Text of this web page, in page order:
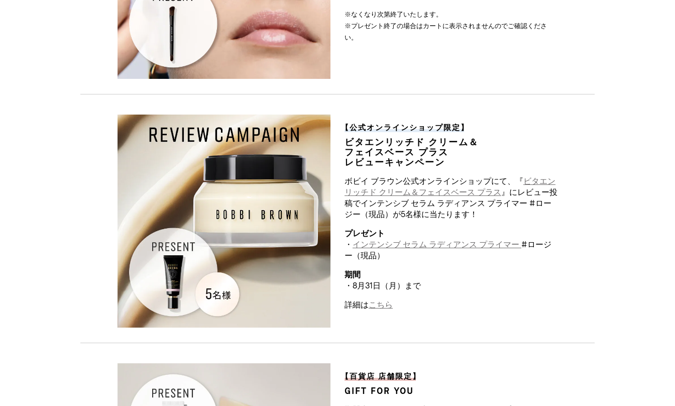
※なくなり次第終了いたします。
※プレゼント終了の場合はカートに表示されませんのでご確認くださ
い。
【公式オンラインショップ限定 】
ビタエンリッチド クリーム＆
フェイスベース プラス
レビューキャンペーン
ボビイ ブラウン公式オンラインショップにて、『 ビタエン
リッチド クリーム＆フェイスベース プラス 』にレビュー投
稿でインテンシブ セラム ラディアンス プライマー #ロー
ジー（現品）が5名様に当たります！
プレゼント
・ インテンシブ セラム ラディアンス プライマー #ロージ
ー（現品）
期間
・8月31日（月）まで
詳細はこちら
【百貨店 店舗限定 】
GIFT FOR YOU